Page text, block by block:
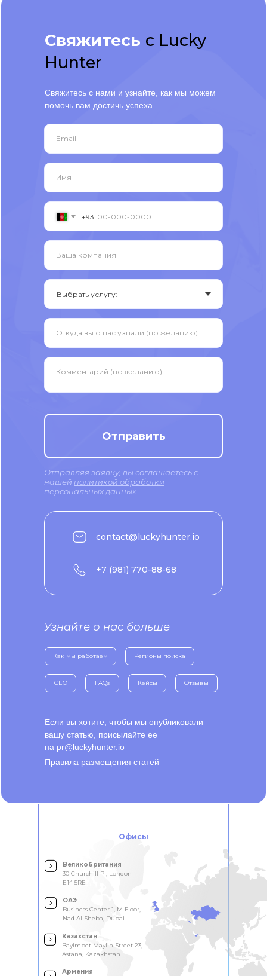
Свяжитесь с Lucky
Hunter
Email
Имя
+93
Ваша компания
Откуда вы о нас узнали (по желанию)
Комментарий (по желанию)
Отправить
Отправляя заявку, вы соглашаетесь с
нашей политикой обработки
персональных данных
Свяжитесь с нами и узнайте, как мы можем
помочь вам достичь успеха
Узнайте о нас больше
Как мы работаем
FAQs
Регионы поиска
Кейсы
CEO Отзывы
Если вы хотите, чтобы мы опубликовали
вашу статью, присылайте ее
на pr@luckyhunter.io
Правила размещения статей
contact@luckyhunter.io
+7 (981) 770-88-68
Офисы
Великобритания
30 Churchill Pl, London
E14 5RE
ОАЭ
Business Center 1, M Floor,
Nad Al Sheba, Dubai
Казахстан
Bayimbet Maylin Street 23,
Astana, Kazakhstan
Армения